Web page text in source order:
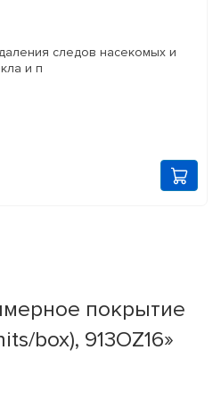
следов насекомых и
и п
покрытие
box), 913OZ16»